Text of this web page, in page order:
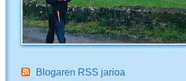
Blogaren RSS jarioa